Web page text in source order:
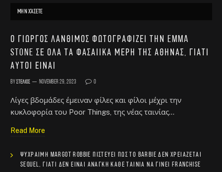
ΜΗΝ ΧΆΣΕΤΕ
Ο Γιώργος Λάνθιμος φωτογραφίζει την Emma
Stone σε όλα τα φασαίικα μέρη της Αθήνας, γιατί
αυτοί είναι
ByΣτέλιος November 29, 2023 0
Λίγες βδομάδες έμειναν φίλες και φίλοι μέχρι την
κυκλοφορία του Poor Things, της νέας ταινίας…
Read More
Ψύχραιμη Margot Robbie πιστεύει πως το Barbie δεν χρειάζεται
sequel, γιατί δεν είναι ανάγκη κάθε ταινία να γίνει franchise